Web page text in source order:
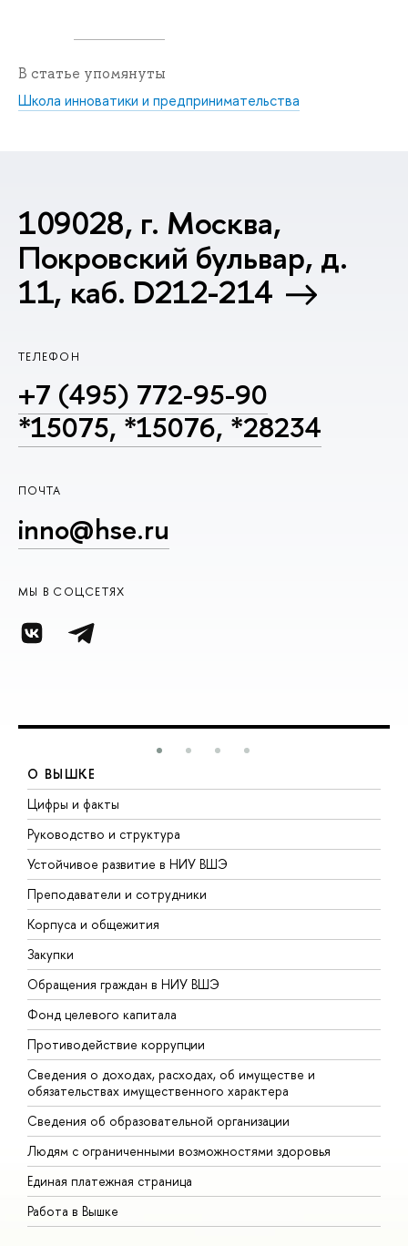
В статье упомянуты
Школа инноватики и предпринимательства
109028, г. Москва,
Покровский бульвар, д.
11, каб. D212-214
ТЕЛЕФОН
+7 (495) 772-95-90
*15075, *15076, *28234
ПОЧТА
inno@hse.ru
МЫ В СОЦСЕТЯХ
О ВЫШКЕ
Цифры и факты
Руководство и структура
Устойчивое развитие в НИУ ВШЭ
Преподаватели и сотрудники
Корпуса и общежития
Закупки
Обращения граждан в НИУ ВШЭ
Фонд целевого капитала
Противодействие коррупции
Сведения о доходах, расходах, об имуществе и
обязательствах имущественного характера
Сведения об образовательной организации
Людям с ограниченными возможностями здоровья
Единая платежная страница
Работа в Вышке